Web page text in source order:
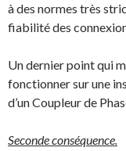
à des normes très
fiabilité des
Un dernier point qui
fonctionner sur une
d’un Coupleur de
Seconde conséquence.